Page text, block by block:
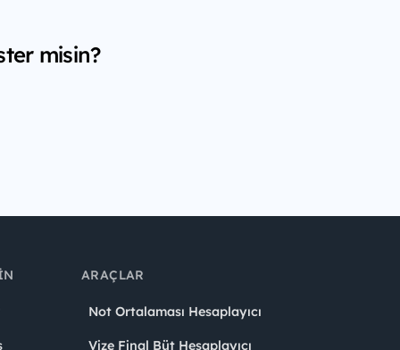
misin?
ARAÇLAR
Not Ortalaması Hesaplayıcı
Vize Final Büt Hesaplayıcı